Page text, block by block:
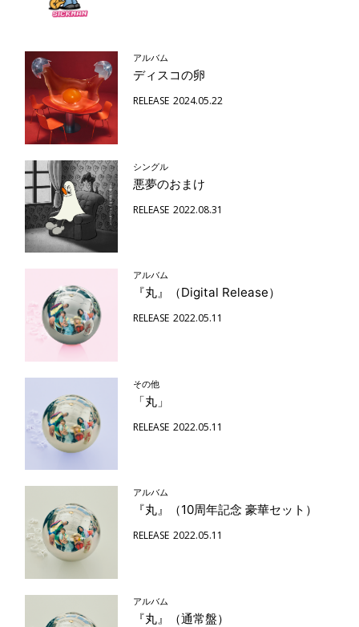
アルバム
ディスコの卵
RELEASE 2024.05.22
シングル
悪夢のおまけ
RELEASE 2022.08.31
アルバム
『丸』（Digital Release）
RELEASE 2022.05.11
その他
「丸」
RELEASE 2022.05.11
アルバム
『丸』（10周年記念 豪華セット）
RELEASE 2022.05.11
アルバム
『丸』（通常盤）